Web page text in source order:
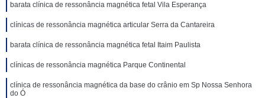
barata clínica de ressonância magnética fetal Vila Esperança
clínicas de ressonância magnética articular Serra da Cantareira
barata clínica de ressonância magnética fetal Itaim Paulista
clínicas de ressonância magnética Parque Continental
clínica de ressonância magnética da base do crânio em Sp Nossa Senhora
do Ó